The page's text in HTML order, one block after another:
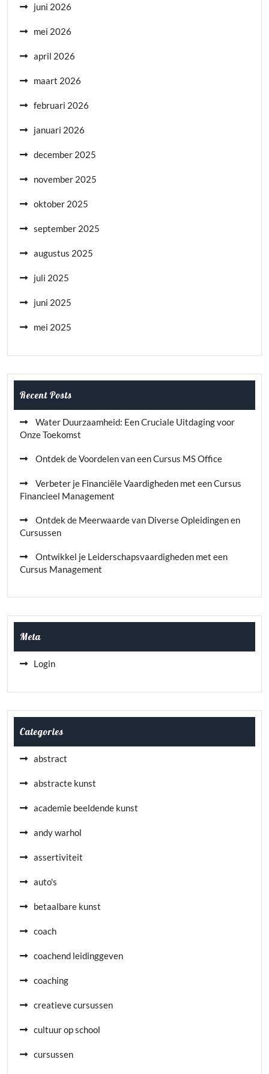
juni 2026
mei 2026
april 2026
maart 2026
februari 2026
januari 2026
december 2025
november 2025
oktober 2025
september 2025
augustus 2025
juli 2025
juni 2025
mei 2025
Recent Posts
Water Duurzaamheid: Een Cruciale Uitdaging voor
Onze Toekomst
Ontdek de Voordelen van een Cursus MS Office
Verbeter je Financiële Vaardigheden met een Cursus
Financieel Management
Ontdek de Meerwaarde van Diverse Opleidingen en
Cursussen
Ontwikkel je Leiderschapsvaardigheden met een
Cursus Management
Meta
Login
Categories
abstract
abstracte kunst
academie beeldende kunst
andy warhol
assertiviteit
auto's
betaalbare kunst
coach
coachend leidinggeven
coaching
creatieve cursussen
cultuur op school
cursussen